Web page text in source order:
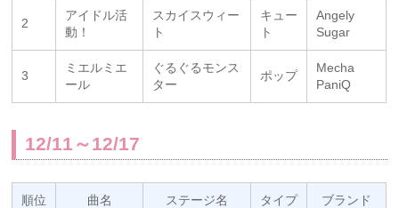
2
アイドル活
動！
スカイスウィー
ト
キュー
ト
Angely
Sugar
3
ミエルミエ
ール
ぐるぐるモンス
ター
ポップ
Mecha
PaniQ
12/11～12/17
順位 曲名 ステージ名 タイプ ブランド